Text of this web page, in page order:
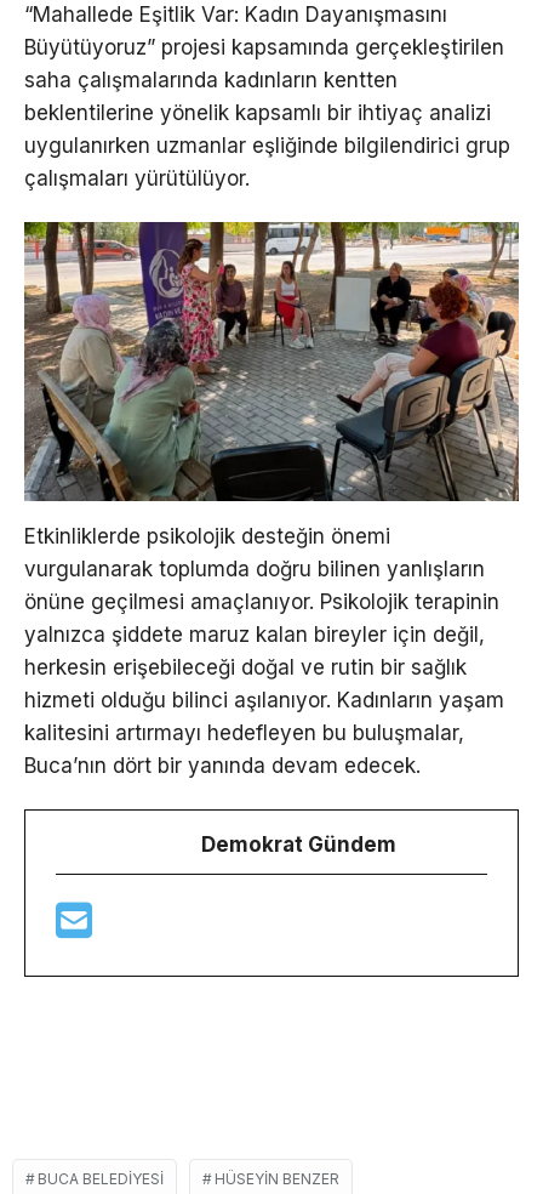
“Mahallede Eşitlik Var: Kadın Dayanışmasını
Büyütüyoruz” projesi kapsamında gerçekleştirilen
saha çalışmalarında kadınların kentten
beklentilerine yönelik kapsamlı bir ihtiyaç analizi
uygulanırken uzmanlar eşliğinde bilgilendirici grup
çalışmaları yürütülüyor.
Etkinliklerde psikolojik desteğin önemi
vurgulanarak toplumda doğru bilinen yanlışların
önüne geçilmesi amaçlanıyor. Psikolojik terapinin
yalnızca şiddete maruz kalan bireyler için değil,
herkesin erişebileceği doğal ve rutin bir sağlık
hizmeti olduğu bilinci aşılanıyor. Kadınların yaşam
kalitesini artırmayı hedefleyen bu buluşmalar,
Buca’nın dört bir yanında devam edecek.
Demokrat Gündem
BUCA BELEDIYESI HÜSEYIN BENZER